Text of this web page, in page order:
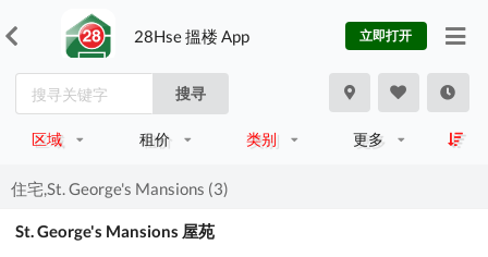
28Hse 搵楼 App 立即打开
搜寻
区域 租价 类别 更多
住宅,St. George's Mansions (3)
St. George's Mansions 屋苑